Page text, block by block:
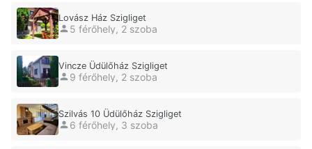
Lovász Ház Szigliget
5 férőhely, 2 szoba
Vincze Üdülőház Szigliget
9 férőhely, 2 szoba
Szilvás 10 Üdülőház Szigliget
6 férőhely, 3 szoba